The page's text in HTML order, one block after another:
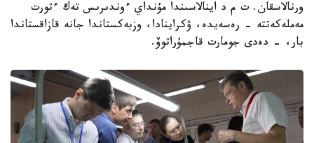
ورنالاسقان. ت م د اينالاسىندا مۇنداي ءوندىرىس تەك ءتورت
مەملەكەتتە - رەسەيدە، ۋكراينادا، وزبەكستاندا جانە قازاقستاندا
بار، - دەدى جومارت قاجمۇراتوۆ.